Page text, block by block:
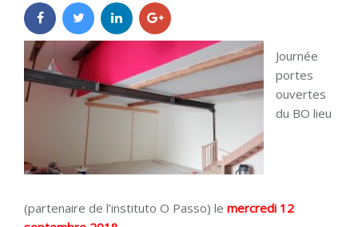
Journée
portes
ouvertes
du BO lieu
(partenaire de l’instituto O Passo) le mercredi 12